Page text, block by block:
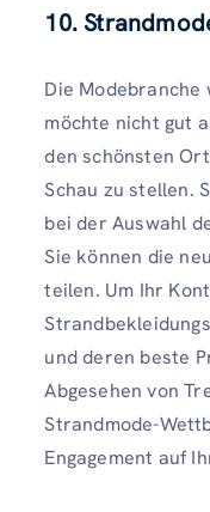
10.
Die Modebranche
möchte nicht gut
den schönsten
Schau zu stellen.
bei der Auswahl
Sie können die
teilen. Um Ihr
und deren beste
Abgesehen von
Strandmode-
Engagement auf